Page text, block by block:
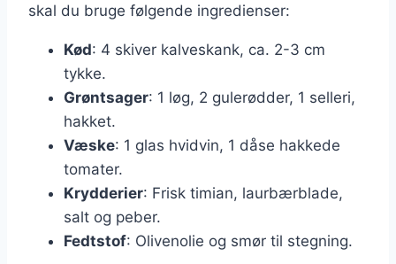
skal du bruge følgende ingredienser:
Kød: 4 skiver kalveskank, ca. 2-3 cm
tykke.
Grøntsager: 1 løg, 2 gulerødder, 1 selleri,
hakket.
Væske: 1 glas hvidvin, 1 dåse hakkede
tomater.
Krydderier: Frisk timian, laurbærblade,
salt og peber.
Fedtstof: Olivenolie og smør til stegning.